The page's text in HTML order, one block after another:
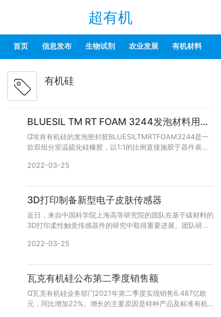
超有机
首页 信息发布 生物试剂 农业发展 有机材料
有机硅
BLUESIL TM RT FOAM 3244发泡材料用于电动汽车电池包密封
埃肯有机硅的发泡密封胶BLUESILTMRTFOAM3244是一
款双组分室温硫化硅橡胶，以1∶1的比例直接施胶于器件表面
2022-03-25
3D打印制备新型电子皮肤传感器
近日，来自中国科学院上海高等研究院的团队在基于碳材料的
3D打印柔性触觉传感器件的研究中取得重要进展。团队研究
2022-03-25
瓦克有机硅公布第二季度销售额
瓦克有机硅业务部门2021年第二季度实现销售6.487亿欧
元，同比增加22%。增长的主要原因是特种产品及标准有机